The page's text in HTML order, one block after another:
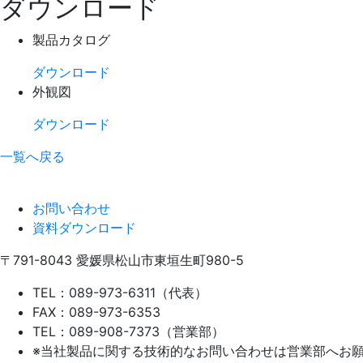
ダウンロード
製品カタログ
ダウンロード
外観図
ダウンロード
一覧へ戻る
お問い合わせ
資料ダウンロード
〒791-8043 愛媛県松山市東垣生町980-5
TEL：089-973-6311（代表）
FAX：089-973-6353
TEL：089-908-7373（営業部）
※当社製品に関する技術的なお問い合わせは営業部へお願